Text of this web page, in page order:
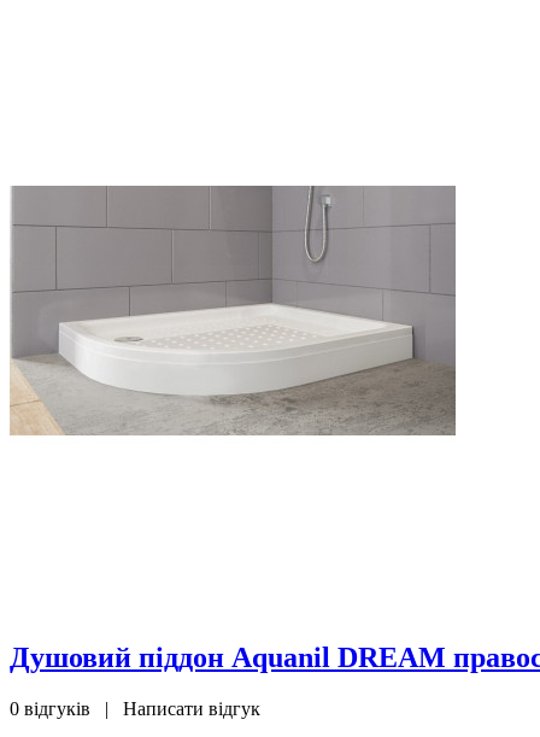
Душовий піддон Aquanil DREAM
0 відгуків | Написати відгук